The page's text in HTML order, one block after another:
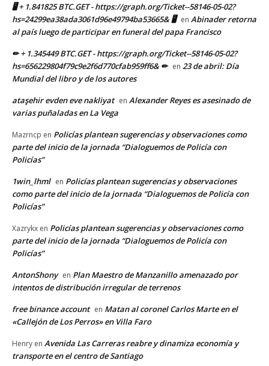
🖥 + 1.841825 BTC.GET - https://graph.org/Ticket--58146-05-02?
hs=24299ea38ada3061d96e49794ba53665& 🖥 en Abinader retorna
al país luego de participar en funeral del papa Francisco
✏ + 1.345449 BTC.GET - https://graph.org/Ticket--58146-05-02?
hs=656229804f79c9e2f6d770cfab959ff6& ✏ en 23 de abril: Día
Mundial del libro y de los autores
ataşehir evden eve nakliyat en Alexander Reyes es asesinado de
varias puñaladas en La Vega
Mazrncp en Policías plantean sugerencias y observaciones como
parte del inicio de la jornada “Dialoguemos de Policía con
Policías”
1win_lhml en Policías plantean sugerencias y observaciones
como parte del inicio de la jornada “Dialoguemos de Policía con
Policías”
Xazrykx en Policías plantean sugerencias y observaciones como
parte del inicio de la jornada “Dialoguemos de Policía con
Policías”
AntonShony en Plan Maestro de Manzanillo amenazado por
intentos de distribución irregular de terrenos
free binance account en Matan al coronel Carlos Marte en el
«Callejón de Los Perros» en Villa Faro
Henry en Avenida Las Carreras reabre y dinamiza economía y
transporte en el centro de Santiago